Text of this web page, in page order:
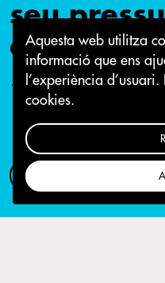
Aquesta web utilitza
informació que ens
l’experiència d’usuari.
cookies.
seu
a la
19 de setembre 2015
Com participar